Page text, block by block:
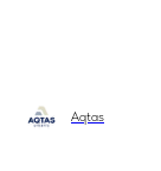
Aqtas